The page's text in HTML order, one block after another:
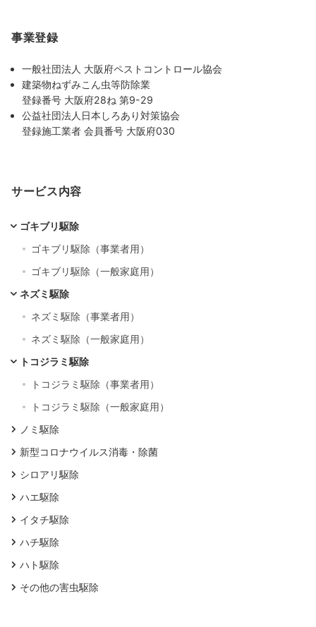
事業登録
一般社団法人 大阪府ペストコントロール協会
建築物ねずみこん虫等防除業
登録番号 大阪府28ね 第9-29
公益社団法人日本しろあり対策協会
登録施工業者 会員番号 大阪府030
サービス内容
ゴキブリ駆除
ゴキブリ駆除（事業者用）
ゴキブリ駆除（一般家庭用）
ネズミ駆除
ネズミ駆除（事業者用）
ネズミ駆除（一般家庭用）
トコジラミ駆除
トコジラミ駆除（事業者用）
トコジラミ駆除（一般家庭用）
ノミ駆除
新型コロナウイルス消毒・除菌
シロアリ駆除
ハエ駆除
イタチ駆除
ハチ駆除
ハト駆除
その他の害虫駆除